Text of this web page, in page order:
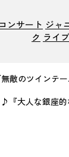
コンサート ジャ
ク ライブ
敵のツインテー
『大人な銀座